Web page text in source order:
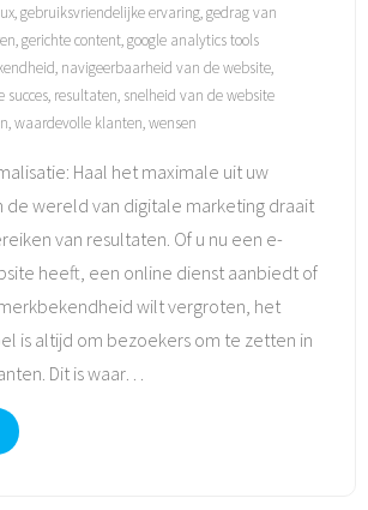
,gebruiksvriendelijke ervaring,gedrag van
,gerichte content,google analytics tools
, navigeerbaarheid van de website,
succes, resultaten, snelheid van de website
,waardevolle klanten,wensen
Haal het maximale uit uw
de wereld van digitale marketing draait
van resultaten. Of u nu een e-
heeft, een online dienst aanbiedt of
wilt vergroten, het
is altijd om bezoekers om te zetten in
Dit is waar…